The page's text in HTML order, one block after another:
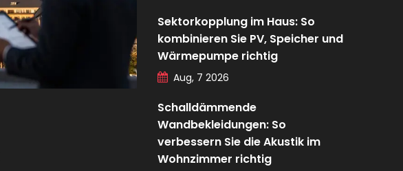
Sektorkopplung im Haus: So
kombinieren Sie PV, Speicher und
Wärmepumpe richtig
Aug, 7 2026
Schalldämmende
Wandbekleidungen: So
verbessern Sie die Akustik im
Wohnzimmer richtig